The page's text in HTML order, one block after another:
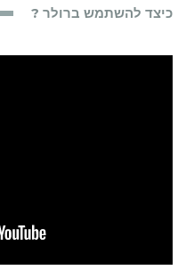
כיצד להשתמש ברולר ?